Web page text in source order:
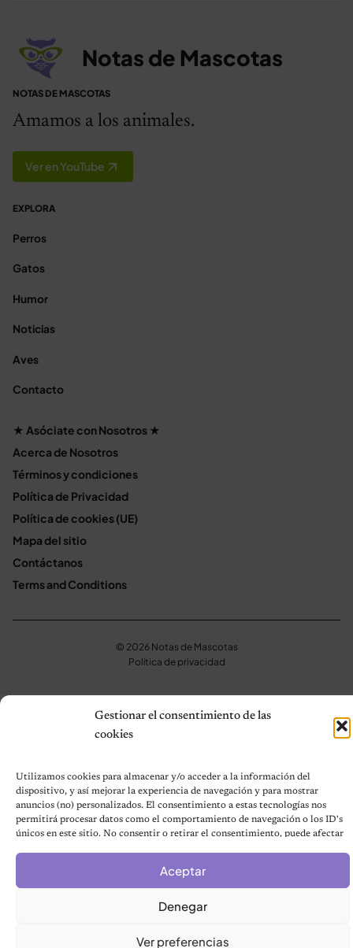
Gestionar el consentimiento de las
cookies
Utilizamos cookies para almacenar y/o acceder a la información del
dispositivo, y así mejorar la experiencia de navegación y para mostrar
anuncios (no) personalizados. El consentimiento a estas tecnologías nos
permitirá procesar datos como el comportamiento de navegación o los ID's
únicos en este sitio. No consentir o retirar el consentimiento, puede afectar
Aceptar
Denegar
Ver preferencias
Notas de Mascotas
NOTAS DE MASCOTAS
Amamos a los animales.
Ver en YouTube
EXPLORA
Perros
Gatos
Humor
Noticias
Aves
Contacto
★ Asóciate con Nosotros ★
Acerca de Nosotros
Términos y condiciones
Política de Privacidad
Política de cookies (UE)
Mapa del sitio
Contáctanos
Terms and Conditions
© 2026 Notas de Mascotas
Política de privacidad